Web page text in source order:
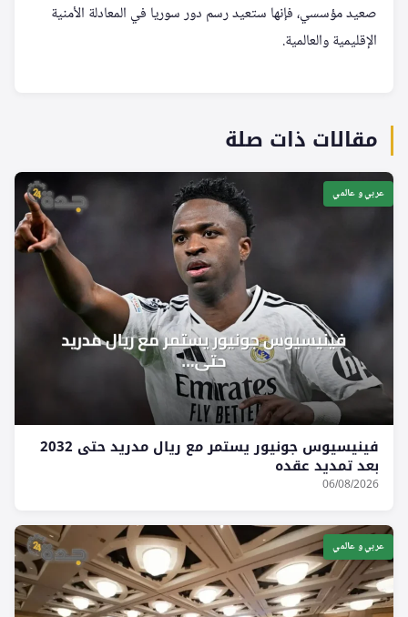
صعيد مؤسسي، فإنها ستعيد رسم دور سوريا في المعادلة الأمنية
الإقليمية والعالمية.
مقالات ذات صلة
عربي و عالمي
فينيسيوس جونيور يستمر مع ريال مدريد حتى 2032
بعد تمديد عقده
06/08/2026
عربي و عالمي